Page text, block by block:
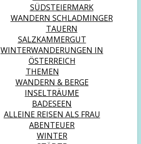
SÜDSTEIERMARK
WANDERN SCHLADMINGER
TAUERN
SALZKAMMERGUT
WINTERWANDERUNGEN IN
ÖSTERREICH
THEMEN
WANDERN & BERGE
INSELTRÄUME
BADESEEN
ALLEINE REISEN ALS FRAU
ABENTEUER
WINTER